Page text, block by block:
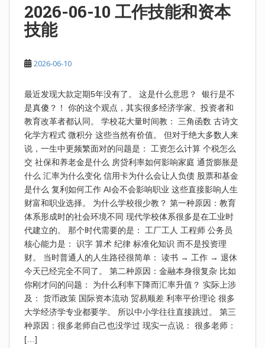
2026-06-10 工作技能和资本
技能
2026-06-10
最近发现大款定期5年没有了。 这是什么意思？ 银行是不
是真傻？！ 你的这个观点，其实很多经济学家、投资者和
教育改革者都认同。 学校花大量时间教： 三角函数 古诗文
化学方程式 微积分 这些当然有价值。 但对于绝大多数人来
说，一生中更频繁面对的问题是： 工资怎么计算 个税怎么
交 社保和养老金是什么 房贷利率如何影响家庭 通货膨胀是
什么 汇率为什么变化 信用卡为什么会让人负债 股票和基金
是什么 复利如何工作 AI会不会影响职业 这些直接影响人生
财富和职业选择。 为什么学校很少教？ 第一种原因：教育
体系形成时的社会环境不同 现代学校体系很多是在工业时
代建立的。 那个时代需要的是： 工厂工人 工程师 公务员
核心能力是： 识字 算术 纪律 标准化知识 而不是投资理
财。 当时普通人的人生路径很简单： 读书 → 工作 → 退休
今天已经完全不同了。 第二种原因：金融本身很复杂 比如
你刚才问的问题： 为什么利率下降而汇率升值？ 实际上涉
及： 货币政策 国际资本流动 贸易顺差 利率平价理论 很多
大学经济学专业都要学。 所以中小学往往直接跳过。 第三
种原因：很多老师自己也没学过 现实一点说： 很多老师：
[…]